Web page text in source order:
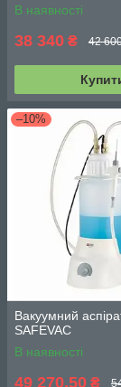
В наявності
38 340 ₴ 42
–10%
Вакуумний
SAFEVAC
В наявності
49 270,50 ₴